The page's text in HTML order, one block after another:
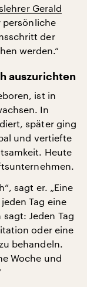
Gerald
persönliche
der
werden.“
auszurichten
ist in
In
später ging
und vertiefte
Heute
sagt er. „Eine
Tag eine
Jeden Tag
oder eine
behandeln.
Woche und